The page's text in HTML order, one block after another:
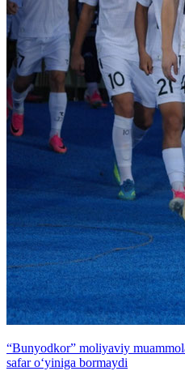
“Bunyodkor” moliyaviy
safar o‘yiniga bormaydi